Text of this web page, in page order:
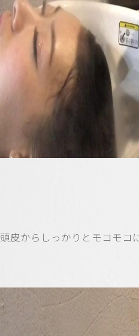
頭皮からしっかりとモコモコ